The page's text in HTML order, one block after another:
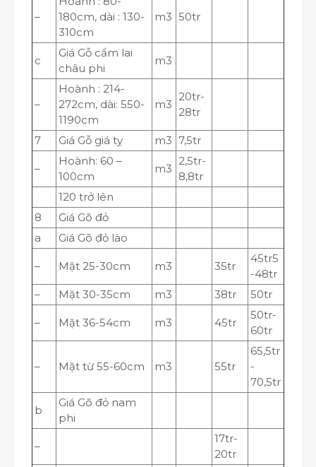
–
180cm, dài : 130-
310cm
m3 50tr
c
Giá Gỗ cẩm lai
châu phi
m3
–
Hoành : 214-
272cm, dài: 550-
1190cm
m3
20tr-
28tr
7 Giá Gỗ giá tỵ m3 7,5tr
–
Hoành: 60 –
100cm
m3
2,5tr-
8,8tr
120 trở lên
8
Giá Gõ đỏ
a
Giá Gõ đỏ lào
– Mặt 25-30cm m3 35tr
45tr5
-48tr
–
Mặt 30-35cm m3 38tr 50tr
– Mặt 36-54cm m3 45tr
50tr-
60tr
– Mặt từ 55-60cm m3 55tr
65,5tr
-
70,5tr
b
Giá Gõ đỏ nam
phi
–
17tr-
20tr